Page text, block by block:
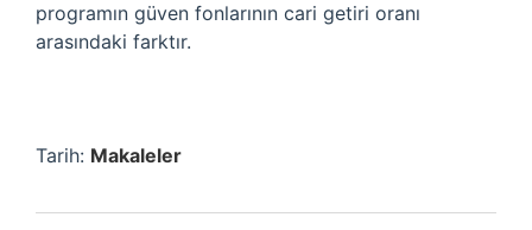
programın güven fonlarının cari getiri oranı
arasındaki farktır.
Tarih: Makaleler